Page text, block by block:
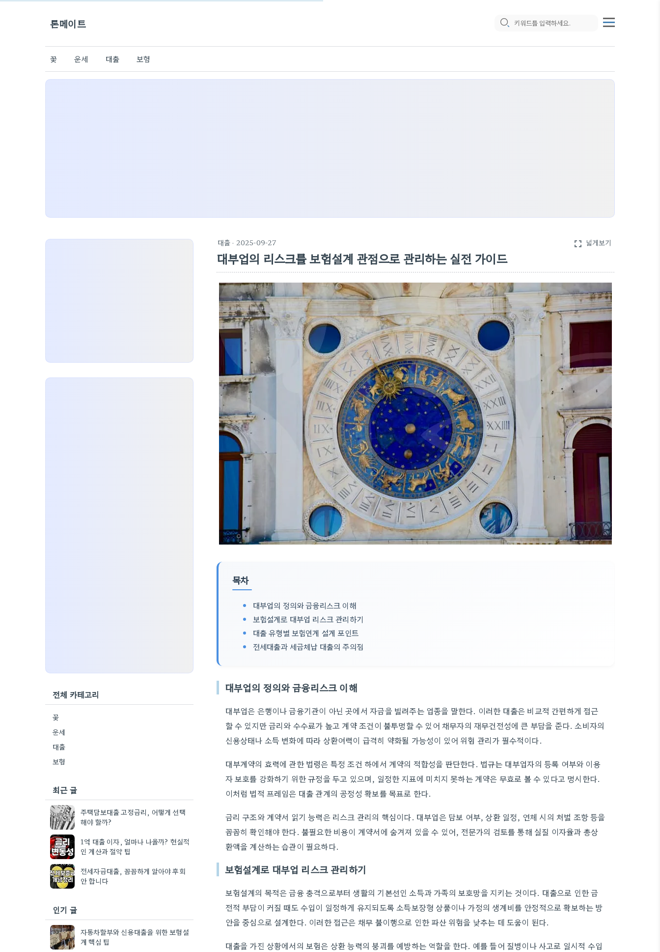
론메이트
꽃 운세 대출 보험
대출· 2025-09-27 fullscreen 넓게보기
대부업의 리스크를 보험설계 관점으로 관리하는 실전 가이드
목차
대부업의 정의와 금융리스크 이해
보험설계로 대부업 리스크 관리하기
대출 유형별 보험연계 설계 포인트
전세대출과 세금체납 대출의 주의점
대부업의 정의와 금융리스크 이해
대부업은 은행이나 금융기관이 아닌 곳에서 자금을 빌려주는 업종을 말한다. 이러한 대출은 비교적 간편하게 접근
할 수 있지만 금리와 수수료가 높고 계약 조건이 불투명할 수 있어 채무자의 재무건전성에 큰 부담을 준다. 소비자의
신용상태나 소득 변화에 따라 상환여력이 급격히 약화될 가능성이 있어 위험 관리가 필수적이다.
대부계약의 효력에 관한 법령은 특정 조건 하에서 계약의 적합성을 판단한다. 법규는 대부업자의 등록 여부와 이용
자 보호를 강화하기 위한 규정을 두고 있으며, 일정한 지표에 미치지 못하는 계약은 무효로 볼 수 있다고 명시한다.
이처럼 법적 프레임은 대출 관계의 공정성 확보를 목표로 한다.
금리 구조와 계약서 읽기 능력은 리스크 관리의 핵심이다. 대부업은 담보 여부, 상환 일정, 연체 시의 처벌 조항 등을
꼼꼼히 확인해야 한다. 불필요한 비용이 계약서에 숨겨져 있을 수 있어, 전문가의 검토를 통해 실질 이자율과 총상
환액을 계산하는 습관이 필요하다.
보험설계로 대부업 리스크 관리하기
보험설계의 목적은 금융 충격으로부터 생활의 기본선인 소득과 가족의 보호망을 지키는 것이다. 대출으로 인한 금
전적 부담이 커질 때도 수입이 일정하게 유지되도록 소득보장형 상품이나 가정의 생계비를 안정적으로 확보하는 방
안을 중심으로 설계한다. 이러한 접근은 채무 불이행으로 인한 파산 위험을 낮추는 데 도움이 된다.
대출을 가진 상황에서의 보험은 상환 능력의 붕괴를 예방하는 역할을 한다. 예를 들어 질병이나 사고로 일시적 수입
전체 카테고리
꽃
운세
대출
보험
최근 글
주택담보대출 고정금리, 어떻게 선택
해야 할까?
1억 대출 이자, 얼마나 나올까? 현실적
인 계산과 절약 팁
전세자금대출, 꼼꼼하게 알아야 후회
안 합니다
인기 글
자동차할부와 신용대출을 위한 보험설
계 핵심 팁